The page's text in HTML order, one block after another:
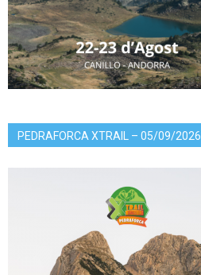
PEDRAFORCA XTRAIL – 05/09/2026